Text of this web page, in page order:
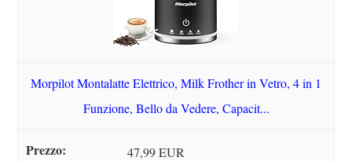
Morpilot Montalatte Elettrico, Milk Frother in Vetro, 4 in 1
Funzione, Bello da Vedere, Capacit...
47,99 EUR